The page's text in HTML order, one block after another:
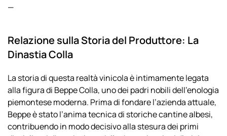
—
Relazione sulla Storia del Produttore: La
Dinastia Colla
La storia di questa realtà vinicola è intimamente legata
alla figura di Beppe Colla, uno dei padri nobili dell’enologia
piemontese moderna. Prima di fondare l’azienda attuale,
Beppe è stato l’anima tecnica di storiche cantine albesi,
contribuendo in modo decisivo alla stesura dei primi